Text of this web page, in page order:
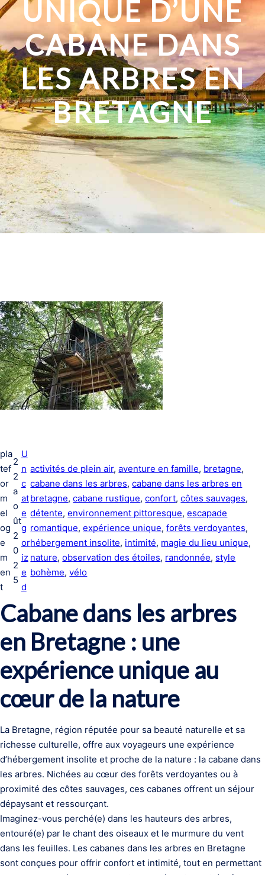
UNIQUE D’UNE
CABANE DANS
LES ARBRES EN
BRETAGNE
pla
tef
or
m
el
og
e
m
en
t
2
2
a
o
ût
2
0
2
5
U
n
c
at
e
g
or
iz
e
d
activités de plein air, aventure en famille, bretagne
cabane dans les arbres, cabane dans les arbres en
bretagne, cabane rustique, confort, côtes sauvages
détente, environnement pittoresque, escapade
romantique, expérience unique, forêts verdoyantes
hébergement insolite, intimité, magie du lieu unique
nature, observation des étoiles, randonnée, style
bohème, vélo
Cabane dans les arbres
en Bretagne : une
expérience unique au
cœur de la nature
La Bretagne, région réputée pour sa beauté naturelle et sa
richesse culturelle, offre aux voyageurs une expérience
d’hébergement insolite et proche de la nature : la cabane dans
les arbres. Nichées au cœur des forêts verdoyantes ou à
proximité des côtes sauvages, ces cabanes offrent un séjour
dépaysant et ressourçant.
Imaginez-vous perché(e) dans les hauteurs des arbres,
entouré(e) par le chant des oiseaux et le murmure du vent
dans les feuilles. Les cabanes dans les arbres en Bretagne
sont conçues pour offrir confort et intimité, tout en permettant